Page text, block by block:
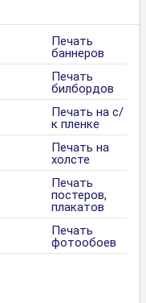
Печать
баннеров
Печать
билбордов
Печать на с/
к пленке
Печать на
холсте
Печать
постеров,
плакатов
Печать
фотообоев